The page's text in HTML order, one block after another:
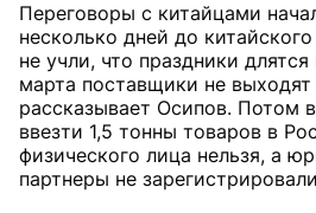
Переговоры с китайцами
несколько дней до
не учли, что праздники
марта поставщики не выходят
рассказывает Осипов. Потом
ввезти 1,5 тонны товаров в
физического лица нельзя, а
партнеры не